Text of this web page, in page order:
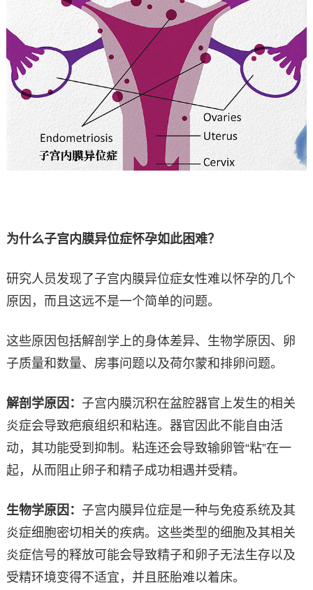
为什么子宫内膜异位症怀孕如此困难？
研究人员发现了子宫内膜异位症女性难以怀孕的几个
原因，而且这远不是一个简单的问题。
这些原因包括解剖学上的身体差异、生物学原因、卵
子质量和数量、房事问题以及荷尔蒙和排卵问题。
解剖学原因： 子宫内膜沉积在盆腔器官上发生的相关
炎症会导致疤痕组织和粘连。器官因此不能自由活
动，其功能受到抑制。粘连还会导致输卵管“粘”在一
起，从而阻止卵子和精子成功相遇并受精。
生物学原因： 子宫内膜异位症是一种与免疫系统及其
炎症细胞密切相关的疾病。这些类型的细胞及其相关
炎症信号的释放可能会导致精子和卵子无法生存以及
受精环境变得不适宜，并且胚胎难以着床。